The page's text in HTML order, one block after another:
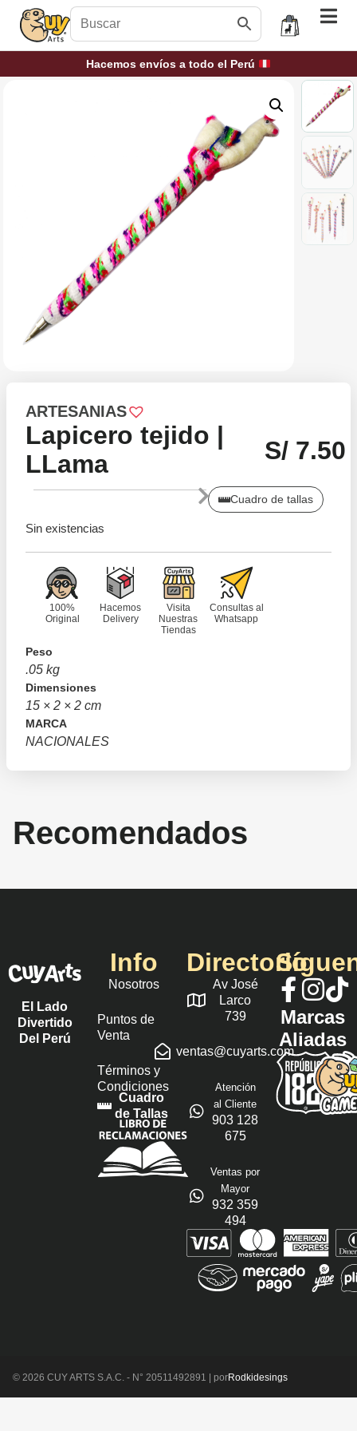
Hacemos envíos a todo el Perú
ARTESANIAS
Lapicero tejido |
LLama
S/7.50
Cuadro de tallas
Sin existencias
100%
Original
Hacemos
Delivery
Visita
Nuestras
Tiendas
Consultas al
Whatsapp
Peso
.05 kg
Dimensiones
15 × 2 × 2 cm
MARCA
NACIONALES
Recomendados
El Lado
Divertido
Del Perú
Info
Nosotros
Puntos de
Venta
Términos y
Condiciones
Cuadro
de Tallas
Directorio
Av José
Larco
739
ventas@cuyarts.com
Atención
al Cliente
903 128
675
Ventas por
Mayor
932 359
494
Marcas
Aliadas
© 2026 CUY ARTS S.A.C. - N° 20511492891 | porRodkidesings